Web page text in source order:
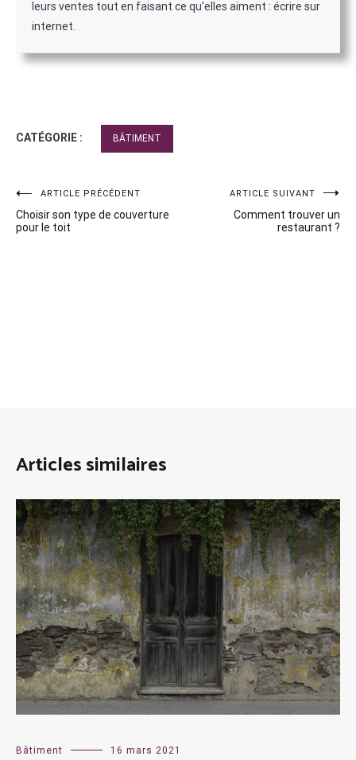
leurs ventes tout en faisant ce qu'elles aiment : écrire sur
internet.
CATÉGORIE : BÂTIMENT
Navigation
de
ARTICLE PRÉCÉDENT
Choisir son type de couverture
pour le toit
ARTICLE SUIVANT
Comment trouver un
restaurant ?
Articles similaires
Bâtiment 16 mars 2021